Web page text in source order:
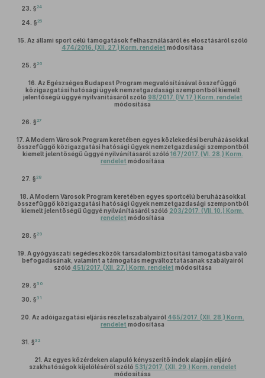
23. §24
24. §25
15. Az állami sport célú támogatások felhasználásáról és elosztásáról szóló
474/2016. (XII. 27.) Korm. rendelet módosítása
25. §26
16. Az Egészséges Budapest Program megvalósításával összefüggő
közigazgatási hatósági ügyek nemzetgazdasági szempontból kiemelt
jelentőségű üggyé nyilvánításáról szóló 98/2017. (IV. 17.) Korm. rendelet
módosítása
26. §27
17. A Modern Városok Program keretében egyes közlekedési beruházásokkal
összefüggő közigazgatási hatósági ügyek nemzetgazdasági szempontból
kiemelt jelentőségű üggyé nyilvánításáról szóló 167/2017. (VI. 28.) Korm.
rendelet módosítása
27. §28
18. A Modern Városok Program keretében egyes sportcélú beruházásokkal
összefüggő közigazgatási hatósági ügyek nemzetgazdasági szempontból
kiemelt jelentőségű üggyé nyilvánításáról szóló 203/2017. (VII. 10.) Korm.
rendelet módosítása
28. §29
19. A gyógyászati segédeszközök társadalombiztosítási támogatásba való
befogadásának, valamint a támogatás megváltoztatásának szabályairól
szóló 451/2017. (XII. 27.) Korm. rendelet módosítása
29. §30
30. §31
20. Az adóigazgatási eljárás részletszabályairól 465/2017. (XII. 28.) Korm.
rendelet módosítása
31. §32
21. Az egyes közérdeken alapuló kényszerítő indok alapján eljáró
szakhatóságok kijelöléséről szóló 531/2017. (XII. 29.) Korm. rendelet
módosítása